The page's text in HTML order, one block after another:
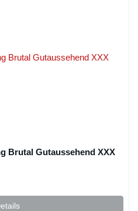
Brutal Gutaussehend XXX